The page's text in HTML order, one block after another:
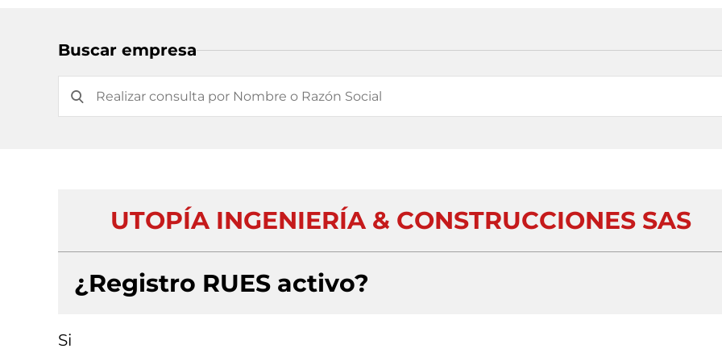
Buscar empresa
UTOPÍA INGENIERÍA & CONSTRUCCIONES SAS
¿Registro RUES activo?
Si